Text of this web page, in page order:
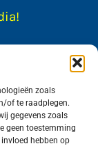
zoals
of te raadplegen.
gegevens zoals
geen toestemming
hebben op